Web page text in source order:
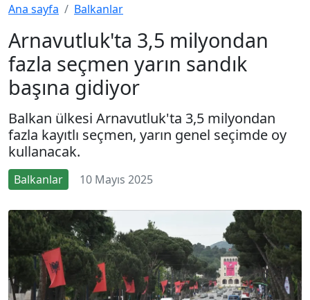
Ana sayfa Balkanlar
Arnavutluk'ta 3,5 milyondan
fazla seçmen yarın sandık
başına gidiyor
Balkan ülkesi Arnavutluk'ta 3,5 milyondan
fazla kayıtlı seçmen, yarın genel seçimde oy
kullanacak.
Balkanlar 10 Mayıs 2025